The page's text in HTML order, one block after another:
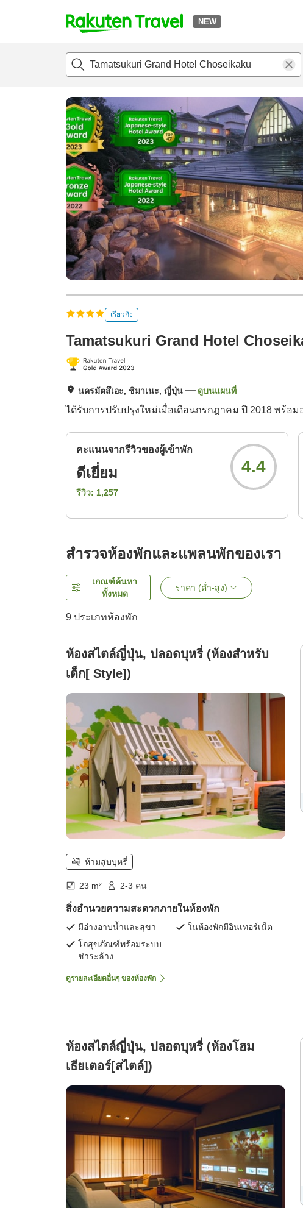
NEW
t
p
a
g
e
_
s
e
a
r
c
h
แนะนำที่พักห้องพักและแพลนพักรีวิว สิ่่งอำนวยความสะดวก
เรียวกัง
Tamatsukuri Grand Hotel
นครมัตสึเอะ, ชิมาเนะ, ญี่ปุ่น ดูบนแผนที่
ได้รับการปรับปรุงใหม่เมื่อเดือนกรกฎาคม ปี 2018 พร้
คะแนนจากรีวิวของผู้เข้าพัก
ดีเยี่ยม
รีวิว: 1,257
4.4
สำรวจห้องพักและแพลนพักของเรา
เกณฑ์ค้นหา
ทั้งหมด
ราคา (ต่ำ-สูง)
9 ประเภทห้องพัก
ห้องสไตล์ญี่ปุ่น, ปลอดบุหรี่ (ห้องสำหรับ
เด็ก[ Style])
ห้ามสูบบุหรี่
23 m² 2-3 คน
สิ่งอำนวยความสะดวกภายในห้องพัก
มีอ่างอาบน้ำและสุขา
ในห้องพักมีอินเทอร์เน็ต
โถสุขภัณฑ์พร้อมระบบ
ชำระล้าง
ดูรายละเอียดอื่นๆ ของห้องพัก
ห้องสไตล์ญี่ปุ่น, ปลอดบุหรี่ (ห้องโฮม
เธียเตอร์[สไตล์])